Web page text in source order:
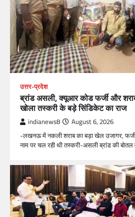
उत्तर-प्रदेश
ब्रांड असली, क्यूआर कोड फर्जी और
खोला तस्करी के बड़े सिंडिकेट का राज
indianews8 August 6, 2026
-लखनऊ में नकली शराब का बड़ा खेल उजागर,
नाम पर चल रही थी तस्करी-असली ब्रांड की